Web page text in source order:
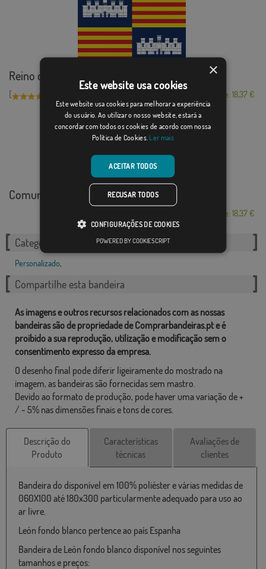
Reino de Maiorca
[ Desde: 18,37 €
Comunidad Kawasaki...
Desde: 18,37 €
Categorias relacionadas:
Personalizado,
Compartilhe esta bandeira
As imagens e outros recursos relacionados com as nossas
bandeiras são de propriedade de Comprarbandeiras.pt e é
proibido a sua reprodução, utilização e modificação sem o
consentimento expresso da empresa.
O desenho final pode diferir ligeiramente do mostrado na
imagem, as bandeiras são fornecidas sem mastro.
Devido ao formato de produção, pode haver uma variação de +
/ - 5% nas dimensões finais e tons de cores.
Descrição do
Produto
Características
técnicas
Avaliações de
clientes
Bandeira do disponível em 100% poliéster e várias medidas de
060X100 até 180x300 particularmente adequado para uso ao
ar livre.
León fondo blanco pertence ao país Espanha
Bandeira de León fondo blanco disponível nos seguintes
tamanhos e preços:
×
Este website usa cookies
Este website usa cookies para melhorar a experiência
do usuário. Ao utilizar o nosso website, estará a
concordar com todos os cookies de acordo com nossa
Política de Cookies. Ler mais
ACEITAR TODOS
RECUSAR TODOS
CONFIGURAÇÕES DE COOKIES
POWERED BY COOKIESCRIPT